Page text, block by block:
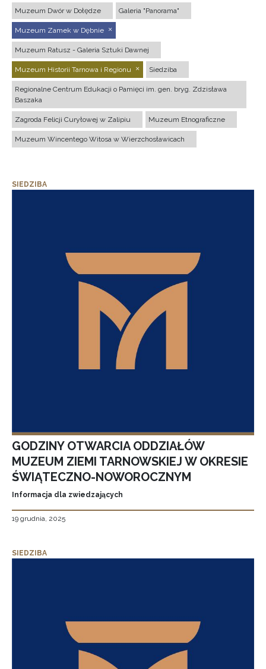
Muzeum Dwór w Dołędze Galeria "Panorama"
Muzeum Zamek w Dębnie
Muzeum Ratusz - Galeria Sztuki Dawnej
Muzeum Historii Tarnowa i Regionu Siedziba
Regionalne Centrum Edukacji o Pamięci im. gen. bryg. Zdzisława
Baszaka
Zagroda Felicji Curyłowej w Zalipiu Muzeum Etnograficzne
Muzeum Wincentego Witosa w Wierzchosławicach
SIEDZIBA
GODZINY OTWARCIA ODDZIAŁÓW
MUZEUM ZIEMI TARNOWSKIEJ W OKRESIE
ŚWIĄTECZNO-NOWOROCZNYM
Informacja dla zwiedzających
19 grudnia, 2025
SIEDZIBA